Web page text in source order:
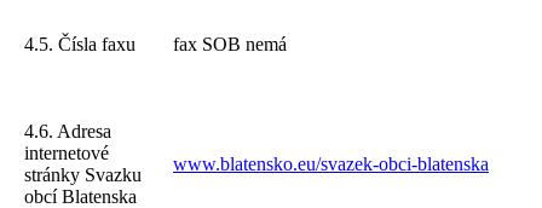
4.5. Čísla faxu fax SOB nemá
4.6. Adresa
internetové
stránky Svazku
obcí Blatenska
www.blatensko.eu/svazek-obci-blatenska